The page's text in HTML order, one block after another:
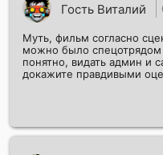
Гость Виталий
Муть, фильм согласно
можно было спецотрядом
понятно, видать админ и
докажите правдивыми